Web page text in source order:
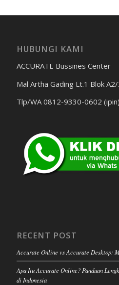
HUBUNGI KAMI
ACCURATE Bussines Center
Mal Artha Gading Lt.1 Blok
Tlp/WA 0812-9330-0602 (ipin)
RECENT POST
Accurate Online vs Accurate Desktop:
Apa Itu Accurate Online? Panduan
di Indonesia